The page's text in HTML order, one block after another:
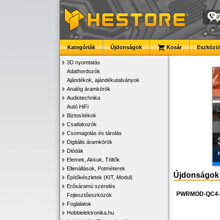
Kategóriák Újdonságok Kosár
3D nyomtatás
Adathordozók
Ajándékok, ajándékutalványok
Analóg áramkörök
Audiotechnika
Autó HiFi
Biztosítékok
Csatlakozók
Csomagolás és tárolás
Digitális áramkörök
Diódák
Elemek, Akkuk, Töltők
Ellenállások, Potméterek
Építőkészletek (KIT, Modul)
Erősáramú szerelés
Fejlesztőeszközök
Foglalatok
Hobbielektronika.hu
Újdonságok
PWRMOD-